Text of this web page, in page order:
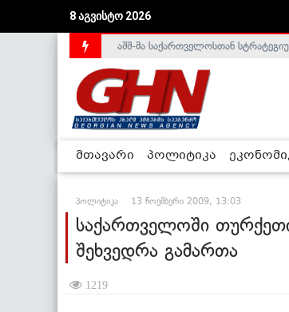
8 აგვისტო 2026
საქართველოს დე-ფაქტო მთავრობა
აშშ-მა საქართველოსთან
მთავარი პოლიტიკა
პოლიტიკა 13 ნოემბერი 2009, 13:03
საქართველოში
შეხვედრა გამართა
1219